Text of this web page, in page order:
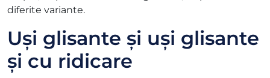
diferite variante.
Uși glisante și uși glisante
și cu ridicare